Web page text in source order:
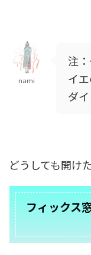
nami
注
イ
ダ
どうしても開け
フィックス